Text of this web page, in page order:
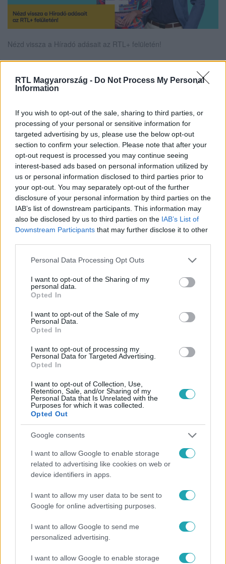
RTL Magyarország - Do Not Process My Personal
Information
If you wish to opt-out of the sale, sharing to third parties, or
processing of your personal or sensitive information for
targeted advertising by us, please use the below opt-out
section to confirm your selection. Please note that after your
opt-out request is processed you may continue seeing
interest-based ads based on personal information utilized by
us or personal information disclosed to third parties prior to
your opt-out. You may separately opt-out of the further
disclosure of your personal information by third parties on the
IAB’s list of downstream participants. This information may
also be disclosed by us to third parties on the IAB’s List of
Downstream Participants that may further disclose it to other
Please note that this website/app uses one or more Google
not limited to your visit or usage behaviour. You may click to
grant or deny consent to Google and its third-party tags to
use your data for below specified purposes in below Google
consent section.
Personal Data Processing Opt Outs
I want to opt-out of the Sharing of my
personal data.
Opted In
I want to opt-out of the Sale of my
Personal Data.
Opted In
I want to opt-out of processing my
Personal Data for Targeted Advertising.
Opted In
I want to opt-out of Collection, Use,
Retention, Sale, and/or Sharing of my
Personal Data that Is Unrelated with the
Purposes for which it was collected.
Opted Out
Google consents
I want to allow Google to enable storage
related to advertising like cookies on web or
device identifiers in apps.
I want to allow my user data to be sent to
Google for online advertising purposes.
I want to allow Google to send me
personalized advertising.
I want to allow Google to enable storage
Nézd vissza a Híradó adásait az RTL+ felületén!
Itt állítsd be, hogy az RTL.hu az elsők között
Kövess minket, és értesülj a friss hírekről a
KARÁCSONY GERGELY #BUDAPEST